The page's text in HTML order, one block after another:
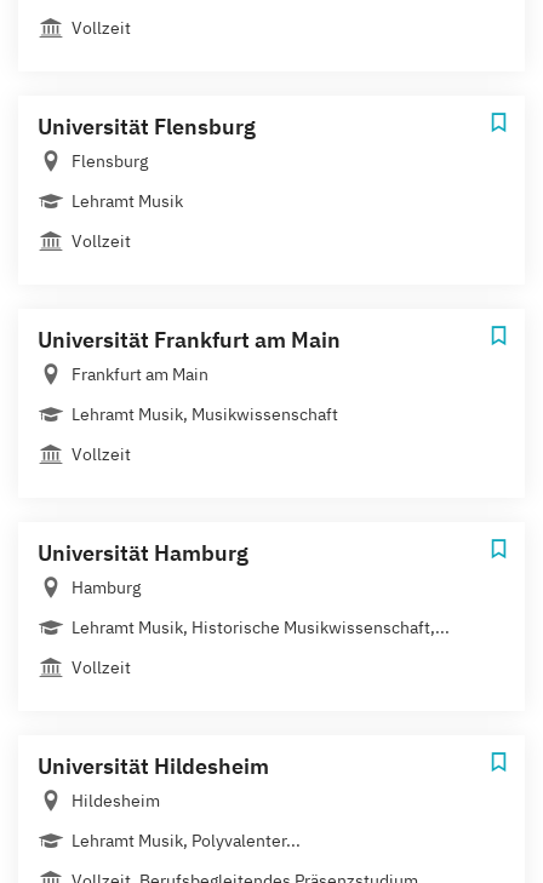
Vollzeit
Universität Flensburg
Flensburg
Lehramt Musik
Vollzeit
Universität Frankfurt am Main
Frankfurt am Main
Lehramt Musik, Musikwissenschaft
Vollzeit
Universität Hamburg
Hamburg
Lehramt Musik, Historische Musikwissenschaft,...
Vollzeit
Universität Hildesheim
Hildesheim
Lehramt Musik, Polyvalenter...